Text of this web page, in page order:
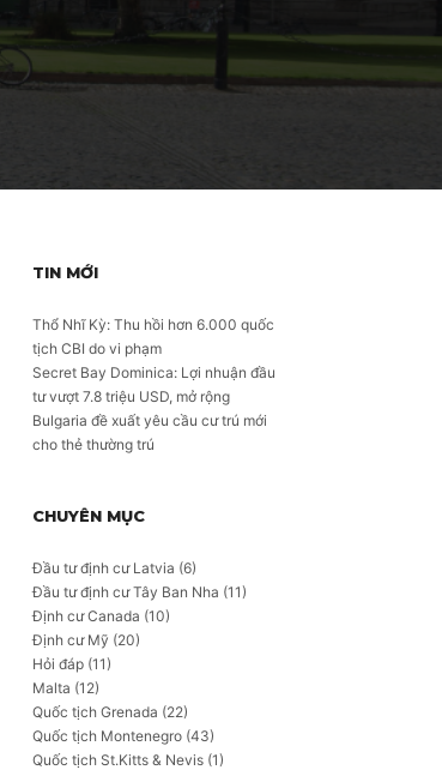
TIN MỚI
Thổ Nhĩ Kỳ: Thu hồi hơn 6.000 quốc
tịch CBI do vi phạm
Secret Bay Dominica: Lợi nhuận đầu
tư vượt 7.8 triệu USD, mở rộng
Bulgaria đề xuất yêu cầu cư trú mới
cho thẻ thường trú
CHUYÊN MỤC
Đầu tư định cư Latvia (6)
Đầu tư định cư Tây Ban Nha (11)
Định cư Canada (10)
Định cư Mỹ (20)
Hỏi đáp (11)
Malta (12)
Quốc tịch Grenada (22)
Quốc tịch Montenegro (43)
Quốc tịch St.Kitts & Nevis (1)